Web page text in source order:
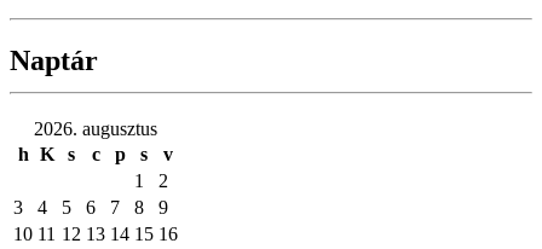
Naptár
2026. augusztus
h K s c p s
v
1
2
3
4 5 6 7 8
9
10 11 12 13 14 15 16